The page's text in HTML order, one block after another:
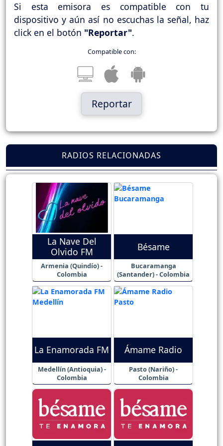
Si esta emisora es compatible con tu
dispositivo y aún así no escuchas la señal, haz
click en el botón "Reportar".
Compatible con:
Reportar
RADIOS RELACIONADAS
La Nave Del
Olvido FM
Armenia (Quindío) -
Colombia
Bésame
Bucaramanga
(Santander) - Colombia
La Enamorada FM
Medellín (Antioquia) -
Colombia
Ámame Radio
Pasto (Nariño) -
Colombia